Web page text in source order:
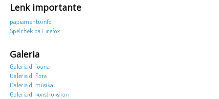
Lenk importante
papiamentu.info
Spèlchèk pa Firefox
Galeria
Galeria di founa
Galeria di flora
Galeria di músika
Galeria di konstrukshon